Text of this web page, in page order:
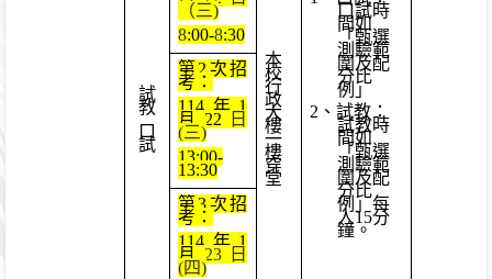
試
教
口
試
（三)
8:00-8:30
本
校
行
政
大
樓
一
樓
穿
堂
口試時
間如
「甄選
測驗範
圍及配
分比
例」
2 、試教：
試教時
間如
「甄選
測驗範
圍及配
分比
例」每
人15分
鐘。
第 2 次招
考：
114年 1
月 22 日
(三)
13:00-
13:30
第 3次招
考：
114年 1
月 23日
(四)